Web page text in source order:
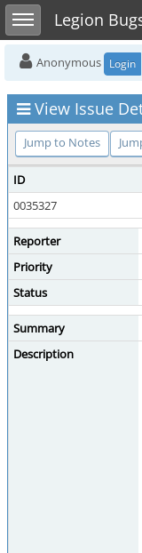
Toggle sidebarLegion
Anonymous Login
View Issue
Jump to Notes
ID
0035327
Reporter
Priority
Status
Summary
Description